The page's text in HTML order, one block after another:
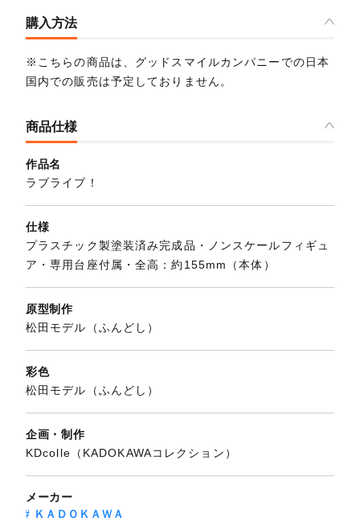
購入方法
※こちらの商品は、グッドスマイルカンパニーでの日本
国内での販売は予定しておりません。
商品仕様
作品名
ラブライブ！
仕様
プラスチック製塗装済み完成品・ノンスケールフィギュ
ア・専用台座付属・全高：約155mm（本体）
原型制作
松田モデル（ふんどし）
彩色
松田モデル（ふんどし）
企画・制作
KDcolle（KADOKAWAコレクション）
メーカー
ＫＡＤＯＫＡＷＡ